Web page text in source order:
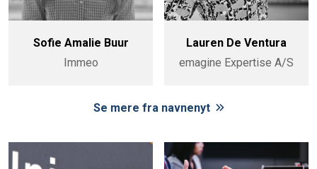
Sofie Amalie Buur
Immeo
Lauren De Ventura
emagine Expertise A/S
Se mere fra navnenyt